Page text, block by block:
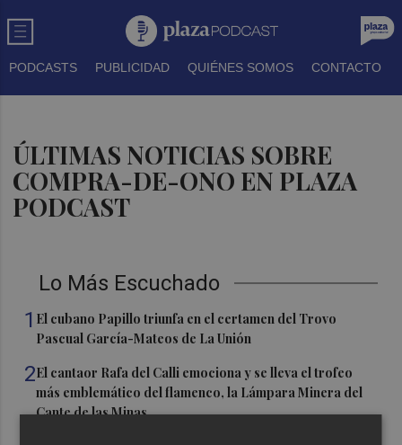
PODCASTS PUBLICIDAD QUIÉNES SOMOS CONTACTO
ÚLTIMAS NOTICIAS SOBRE
COMPRA-DE-ONO EN PLAZA
PODCAST
Lo Más Escuchado
1 El cubano Papillo triunfa en el certamen del Trovo
Pascual García-Mateos de La Unión
2El cantaor Rafa del Calli emociona y se lleva el trofeo
más emblemático del flamenco, la Lámpara Minera del
Cante de las Minas